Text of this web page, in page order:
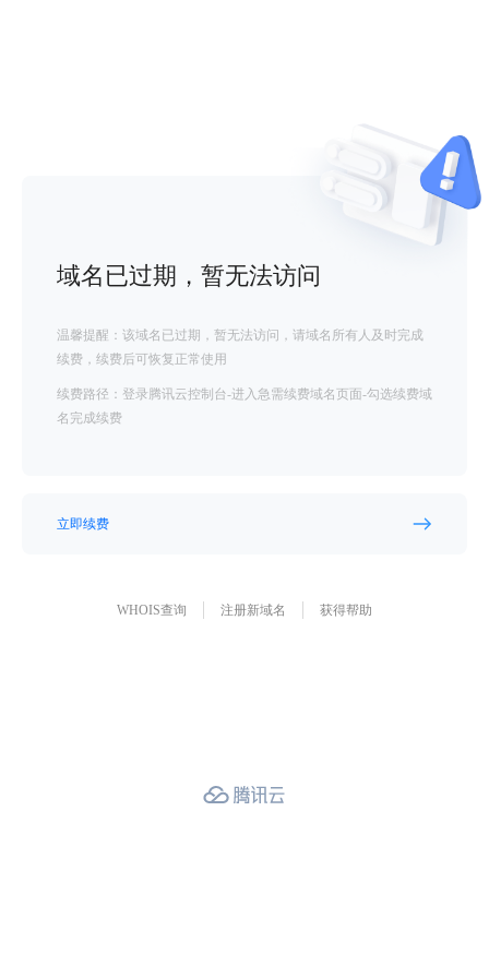
域名已过期，暂无法访问
温馨提醒：该域名已过期，暂无法访问，请域名所有人及时完成
续费，续费后可恢复正常使用
续费路径：登录腾讯云控制台-进入急需续费域名页面-勾选续费域
名完成续费
立即续费
WHOIS查询 注册新域名 获得帮助